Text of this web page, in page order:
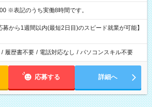
8:00～17:00 ※表記のうち実働8時間です。
募から1週間以内(最短2日目)のスピード就業が可能】
/ 履歴書不要 / 電話対応なし / パソコンスキル不要
応募する 詳細へ